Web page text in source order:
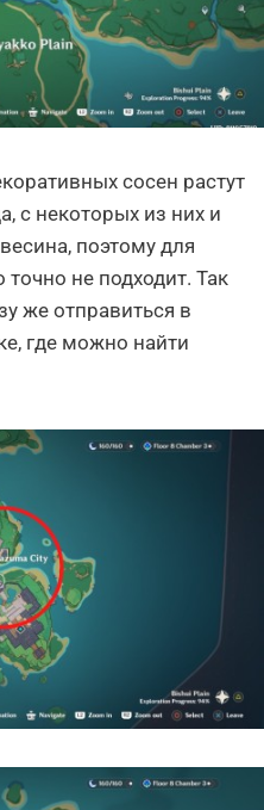
сосен растут
с некоторых из них и
поэтому для
не подходит. Так
же отправиться в
где можно найти